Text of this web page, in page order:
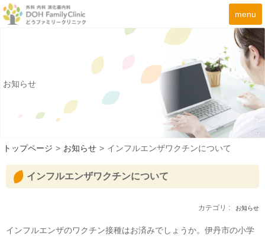
menu
お知らせ
トップページ > お知らせ > インフルエンザワクチンについて
インフルエンザワクチンについて
カテゴリ : お知らせ
インフルエンザのワクチン接種はお済みでしょうか。伊丹市の小学